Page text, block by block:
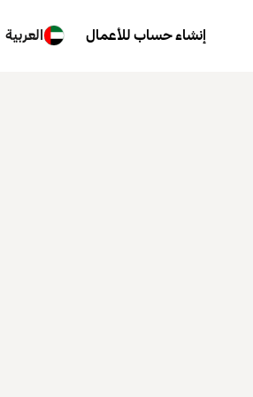
إنشاء حساب للأعمال العربية